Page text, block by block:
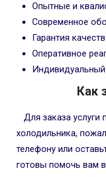
Опытные и
Современное
Гарантия
Оперативное
Как
Для заказа
холодильника,
телефону или
готовы помочь вам